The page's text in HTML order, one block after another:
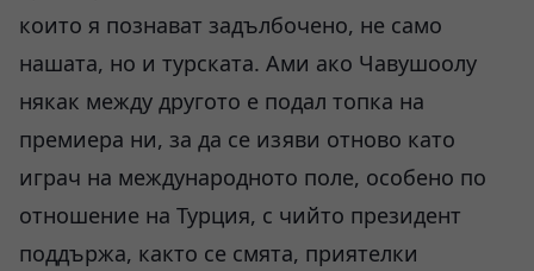
които я познават задълбочено, не само
нашата, но и турската. Ами ако Чавушоолу
някак между другото е подал топка на
премиера ни, за да се изяви отново като
играч на международното поле, особено по
отношение на Турция, с чийто президент
поддържа, както се смята, приятелки